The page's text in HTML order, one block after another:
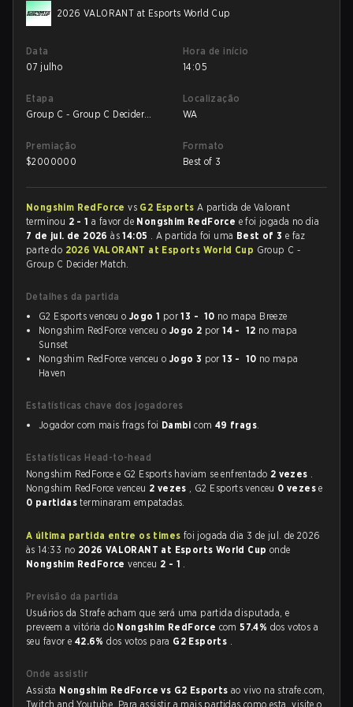
2026 VALORANT at Esports World Cup
Data
07 julho
Hora de início
14:05
Etapa
Group C - Group C Decider
Localização
WA
Premiação
$2000000
Formato
Best of 3
Nongshim RedForcevs G2 Esports A partida de Valorant
terminou 2 - 1 a favor de Nongshim RedForce e foi jogada no dia
7 de jul. de 2026às14:05 . A partida foi uma Best of 3 e faz
parte do 2026 VALORANT at Esports World Cup Group C -
Group C Decider Match.
Detalhes da partida
G2 Esports venceu o Jogo 1 por13 - 10 no mapa Breeze
Nongshim RedForce venceu o Jogo 2 por14 - 12 no mapa
Sunset
Nongshim RedForce venceu o Jogo 3 por13 - 10 no mapa
Haven
Estatísticas chave dos jogadores
Jogador com mais frags foi Dambi com 49 frags.
Estatísticas Head-to-head
Nongshim RedForce e G2 Esports haviam se enfrentado 2 vezes .
Nongshim RedForce venceu 2 vezes , G2 Esports venceu 0 vezese
0 partidasterminaram empatadas.
A última partida entre os times foi jogada dia 3 de jul. de 2026
às 14:33 no 2026 VALORANT at Esports World Cup onde
Nongshim RedForcevenceu 2 - 1 .
Previsão da partida
Usuários da Strafe acham que será uma partida disputada, e
preveem a vitória do Nongshim RedForce com57.4% dos votos a
seu favor e 42.6%dos votos para G2 Esports .
Onde assistir
Assista Nongshim RedForce vs G2 Esportsao vivo na strafe.com,
Twitch and Youtube. Para assistir a mais partidas como esta, visite o